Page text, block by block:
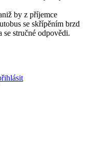
by z příjemce
se skřípěním brzd
se stručné odpovědi.